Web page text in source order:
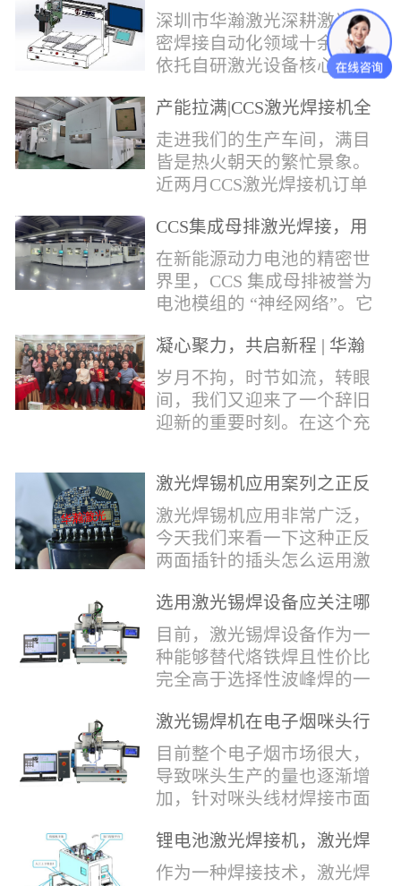
环机，实现焊点标准化量产
深圳市华瀚激光深耕激光精
密焊接自动化领域十余年，
依托自研激光设备核心技
环挤压成型机、多功能锡环
卷绕成型机，两套专业锡环
制备设备，预制标准化锡环
搭配激光定点熔锡工艺，从
方位解决精密电子量产焊接
痛点。预制锡环焊接工艺预
制锡环焊接工艺，核心优势
明显：1.锡料定量可控：锡
环设备提前卷绕/挤压成型，
每一枚锡环锡含量标准化，
激光一次性熔融，焊点大
小、锡厚高度统一...
产能拉满|CCS激光焊接机全
力量产冲刺
走进我们的生产车间，满目
皆是热火朝天的繁忙景象。
近两月CCS激光焊接机订单
和，全员火力全开，全力奔
赴交付节点，用硬核产能响
应市场需求，用严苛品质回
馈每一份客户信任。市场认
的技术、高效智能的生产优
势与零缺陷的品控标准，我
们的CCS激光焊接机持续斩
获大量订单，近两月产能全
开、排期紧凑，生产线有序
整机调试、性能检测到成品
CCS集成母排激光焊接，用
微米级工艺守护新能源电池
生命线
在新能源动力电池的精密世
界里，CCS 集成母排被誉为
电池模组的 “神经网络”。它
电，更承载着电压、温度信
号的实时采集，是连接电芯
与BMS电池管理系统的关键
桥梁。而连接这一切的，正
领域十余载，没有华丽的措
辞，只有最朴实的工艺呈
现，为客户解决实实在在的
落地生产难题。决定电池安
全的“微米关卡”随着新能源
汽车与储能市场爆发式增
凝心聚力，共启新程 | 华瀚
激光年度盛典
岁月不拘，时节如流，转眼
间，我们又迎来了一个辞旧
迎新的重要时刻。在这个充
堂，共同回顾了过去一年的
奋斗与辉煌，分享了成功的
喜悦，并对新的一年充满了
无限憧憬。回望过去，铭记
经理尹建中先生发表了振奋
人心的讲话。他首先对全体
员工在过去一年中的辛勤付
出和卓越贡献表示了最衷心
的感谢，并全面回顾了公司
在过去一年里取得的各项成
激光焊锡机应用案列之正反
两面插针焊接
激光焊锡机应用非常广泛，
今天我们来看一下这种正反
两面插针的插头怎么运用激
反两面都有插针的插头，其
焊接的方式还是有一定的难
点的，第一回流焊和自动烙
铁焊都不合适，因为对面一
会烫伤，在加上有干涉，烙
铁头不方便下去，目前在大
多数情况只能采用人工焊
接，目前人工成本贵，流动
性大，焊接的品质也难保
证。 但采用激光...
选用激光锡焊设备应关注哪
些方面
目前，激光锡焊设备作为一
种能够替代烙铁焊且性价比
完全高于选择性波峰焊的一
来越多的企业关注与使用，
那么在选择激光锡焊设备方
面应该关注哪几点哪？
其一，激光锡焊接设备上
动力核心部件，激光器肯定
是锡焊接设备最至关重要的
一环。目前作为激光锡焊接
激光锡焊机在电子烟咪头行
业的应用
目前整个电子烟市场很大，
导致咪头生产的量也逐渐增
加，针对咪头线材焊接市面
统烙铁焊接，优势价格便
宜，咪头焊接自动化生产线
锂电池激光焊接机，激光焊
锡机厂家如何选？
作为一种焊接技术，激光焊